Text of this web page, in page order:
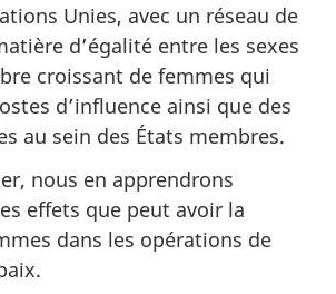
Unies, avec un réseau de
d’égalité entre les sexes
croissant de femmes qui
d’influence ainsi que des
au sein des États membres.
nous en apprendrons
effets que peut avoir la
dans les opérations de